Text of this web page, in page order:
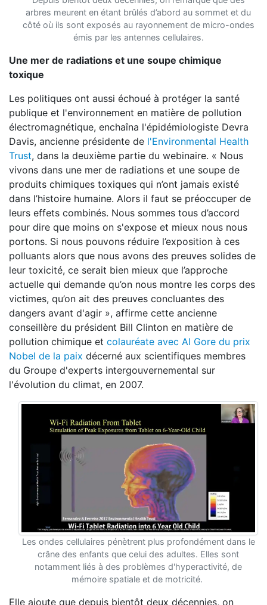
arbres meurent en étant brûlés d’abord au sommet et du
côté où ils sont exposés au rayonnement de micro-ondes
émis par les antennes cellulaires.
Une mer de radiations et une soupe chimique
toxique
Les politiques ont aussi échoué à protéger la santé
publique et l'environnement en matière de pollution
électromagnétique, enchaîna l'épidémiologiste Devra
Davis, ancienne présidente de l'Environmental Health
Trust, dans la deuxième partie du webinaire. « Nous
vivons dans une mer de radiations et une soupe de
produits chimiques toxiques qui n’ont jamais existé
dans l’histoire humaine. Alors il faut se préoccuper de
leurs effets combinés. Nous sommes tous d’accord
pour dire que moins on s'expose et mieux nous nous
portons. Si nous pouvons réduire l’exposition à ces
polluants alors que nous avons des preuves solides de
leur toxicité, ce serait bien mieux que l’approche
actuelle qui demande qu’on nous montre les corps des
victimes, qu’on ait des preuves concluantes des
dangers avant d'agir », affirme cette ancienne
conseillère du président Bill Clinton en matière de
pollution chimique et colauréate avec Al Gore du prix
Nobel de la paix décerné aux scientifiques membres
du Groupe d'experts intergouvernemental sur
l'évolution du climat, en 2007.
Les ondes cellulaires pénètrent plus profondément dans le
crâne des enfants que celui des adultes. Elles sont
notamment liés à des problèmes d'hyperactivité, de
mémoire spatiale et de motricité.
Elle ajoute que depuis bientôt deux décennies, on